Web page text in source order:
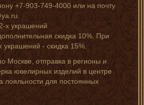
+7-903-749-4000 или на почту
х украшений
скидка 10%. При
украшений - скидка 15%.
Москве, отправка в регионы и
ювелирных изделий в центре
для постоянных